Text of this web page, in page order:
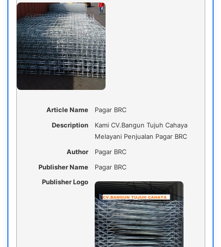
Article Name
Pagar BRC
Description
Kami CV.Bangun Tujuh Cahaya
Melayani Penjualan Pagar BRC
Author
Pagar BRC
Publisher Name
Pagar BRC
Publisher Logo